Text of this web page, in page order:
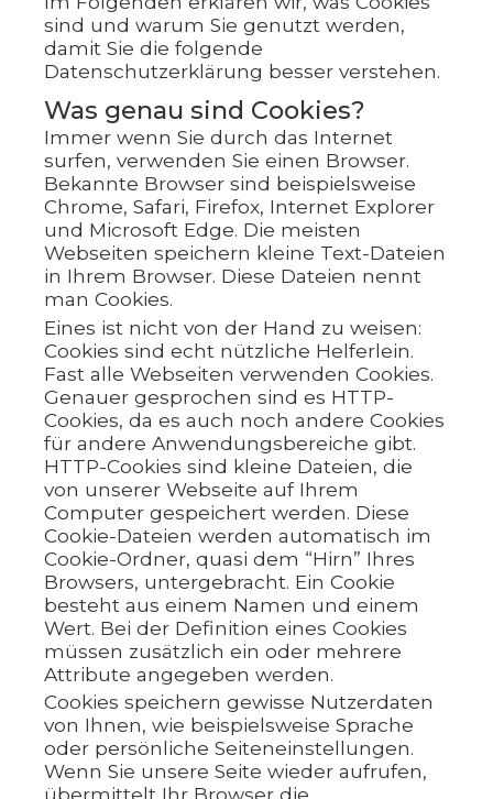
sind und warum Sie genutzt werden,
damit Sie die folgende
Datenschutzerklärung besser verstehen.
Was genau sind Cookies?
Immer wenn Sie durch das Internet
surfen, verwenden Sie einen Browser.
Bekannte Browser sind beispielsweise
Chrome, Safari, Firefox, Internet Explorer
und Microsoft Edge. Die meisten
Webseiten speichern kleine Text-Dateien
in Ihrem Browser. Diese Dateien nennt
man Cookies.
Eines ist nicht von der Hand zu weisen:
Cookies sind echt nützliche Helferlein.
Fast alle Webseiten verwenden Cookies.
Genauer gesprochen sind es HTTP-
Cookies, da es auch noch andere Cookies
für andere Anwendungsbereiche gibt.
HTTP-Cookies sind kleine Dateien, die
von unserer Webseite auf Ihrem
Computer gespeichert werden. Diese
Cookie-Dateien werden automatisch im
Cookie-Ordner, quasi dem “Hirn” Ihres
Browsers, untergebracht. Ein Cookie
besteht aus einem Namen und einem
Wert. Bei der Definition eines Cookies
müssen zusätzlich ein oder mehrere
Attribute angegeben werden.
Cookies speichern gewisse Nutzerdaten
von Ihnen, wie beispielsweise Sprache
oder persönliche Seiteneinstellungen.
Wenn Sie unsere Seite wieder aufrufen,
übermittelt Ihr Browser die